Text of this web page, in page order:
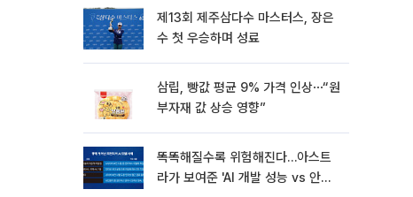
뷰]
제13회 제주삼다수 마스터스, 장은
수 첫 우승하며 성료
삼립, 빵값 평균 9% 가격 인상⋯“원
부자재 값 상승 영향”
똑똑해질수록 위험해진다…아스트
라가 보여준 'AI 개발 성능 vs 안전